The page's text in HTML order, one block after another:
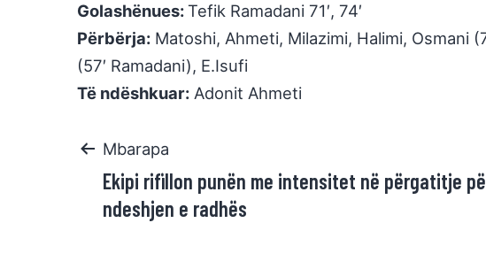
Golashënues:Tefik Ramadani 71′, 74′
Përbërja: Matoshi, Ahmeti, Milazimi, Halimi, Osmani
(57′ Ramadani), E.Isufi
Të ndëshkuar: Adonit Ahmeti
Mbarapa
Ekipi rifillon punën me intensitet në përgatitje
ndeshjen e radhës